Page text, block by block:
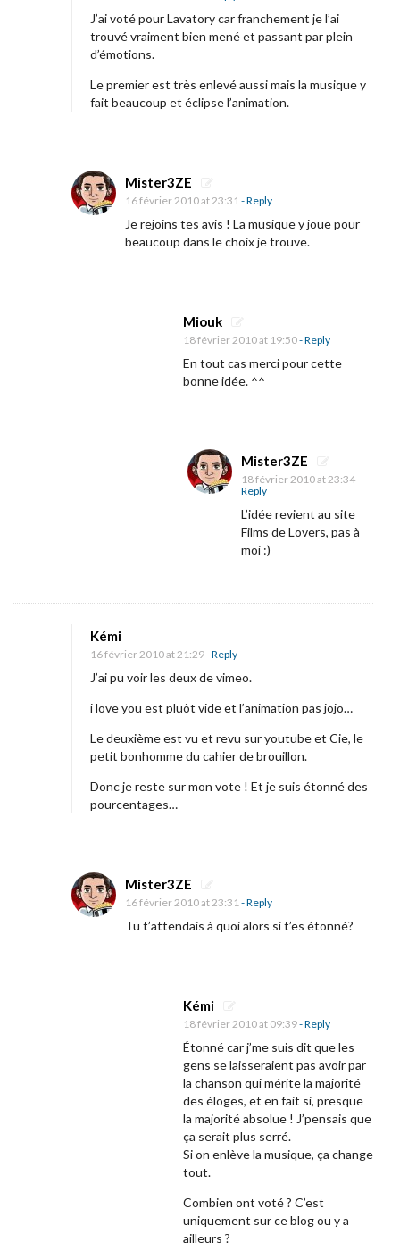
J’ai voté pour Lavatory car franchement je l’ai
trouvé vraiment bien mené et passant par plein
d’émotions.
Le premier est très enlevé aussi mais la musique y
fait beaucoup et éclipse l’animation.
Mister3ZE
16 février 2010 at 23:31- Reply
Je rejoins tes avis ! La musique y joue pour
beaucoup dans le choix je trouve.
Miouk
18 février 2010 at 19:50- Reply
En tout cas merci pour cette
bonne idée. ^^
Mister3ZE
18 février 2010 at 23:34-
Reply
L’idée revient au site
Films de Lovers, pas à
moi :)
Kémi
16 février 2010 at 21:29- Reply
J’ai pu voir les deux de vimeo.
i love you est pluôt vide et l’animation pas jojo…
Le deuxième est vu et revu sur youtube et Cie, le
petit bonhomme du cahier de brouillon.
Donc je reste sur mon vote ! Et je suis étonné des
pourcentages…
Mister3ZE
16 février 2010 at 23:31- Reply
Tu t’attendais à quoi alors si t’es étonné?
Kémi
18 février 2010 at 09:39- Reply
Étonné car j’me suis dit que les
gens se laisseraient pas avoir par
la chanson qui mérite la majorité
des éloges, et en fait si, presque
la majorité absolue ! J’pensais que
ça serait plus serré.
Si on enlève la musique, ça change
tout.
Combien ont voté ? C’est
uniquement sur ce blog ou y a
ailleurs ?